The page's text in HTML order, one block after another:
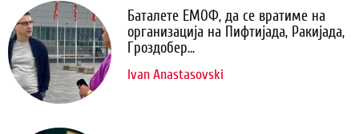
Баталете ЕМОФ, да се вратиме на
организација на Пифтијада, Ракијада,
Гроздобер...
Ivan Anastasovski